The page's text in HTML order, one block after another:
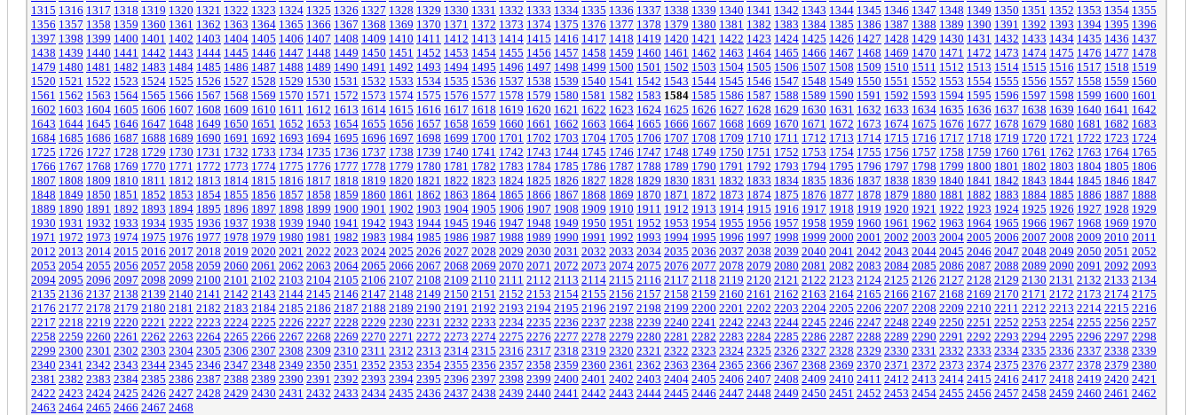
1315 1316 1317 1318 1319 1320 1321 1322 1323 1324 1325 1326 1327 1328 1329 1330 1331 1332 1333 1334 1335 1336 1337 1338 1339 1340 1341 1342 1343 1344 1345 1346 1347 1348 1349 1350 1351 1352 1353 1354 1355
1356 1357 1358 1359 1360 1361 1362 1363 1364 1365 1366 1367 1368 1369 1370 1371 1372 1373 1374 1375 1376 1377 1378 1379 1380 1381 1382 1383 1384 1385 1386 1387 1388 1389 1390 1391 1392 1393 1394 1395 1396
1397 1398 1399 1400 1401 1402 1403 1404 1405 1406 1407 1408 1409 1410 1411 1412 1413 1414 1415 1416 1417 1418 1419 1420 1421 1422 1423 1424 1425 1426 1427 1428 1429 1430 1431 1432 1433 1434 1435 1436 1437
1438 1439 1440 1441 1442 1443 1444 1445 1446 1447 1448 1449 1450 1451 1452 1453 1454 1455 1456 1457 1458 1459 1460 1461 1462 1463 1464 1465 1466 1467 1468 1469 1470 1471 1472 1473 1474 1475 1476 1477 1478
1479 1480 1481 1482 1483 1484 1485 1486 1487 1488 1489 1490 1491 1492 1493 1494 1495 1496 1497 1498 1499 1500 1501 1502 1503 1504 1505 1506 1507 1508 1509 1510 1511 1512 1513 1514 1515 1516 1517 1518 1519
1520 1521 1522 1523 1524 1525 1526 1527 1528 1529 1530 1531 1532 1533 1534 1535 1536 1537 1538 1539 1540 1541 1542 1543 1544 1545 1546 1547 1548 1549 1550 1551 1552 1553 1554 1555 1556 1557 1558 1559 1560
1561 1562 1563 1564 1565 1566 1567 1568 1569 1570 1571 1572 1573 1574 1575 1576 1577 1578 1579 1580 1581 1582 1583 1584 1585 1586 1587 1588 1589 1590 1591 1592 1593 1594 1595 1596 1597 1598 1599 1600 1601
1602 1603 1604 1605 1606 1607 1608 1609 1610 1611 1612 1613 1614 1615 1616 1617 1618 1619 1620 1621 1622 1623 1624 1625 1626 1627 1628 1629 1630 1631 1632 1633 1634 1635 1636 1637 1638 1639 1640 1641 1642
1643 1644 1645 1646 1647 1648 1649 1650 1651 1652 1653 1654 1655 1656 1657 1658 1659 1660 1661 1662 1663 1664 1665 1666 1667 1668 1669 1670 1671 1672 1673 1674 1675 1676 1677 1678 1679 1680 1681 1682 1683
1684 1685 1686 1687 1688 1689 1690 1691 1692 1693 1694 1695 1696 1697 1698 1699 1700 1701 1702 1703 1704 1705 1706 1707 1708 1709 1710 1711 1712 1713 1714 1715 1716 1717 1718 1719 1720 1721 1722 1723 1724
1725 1726 1727 1728 1729 1730 1731 1732 1733 1734 1735 1736 1737 1738 1739 1740 1741 1742 1743 1744 1745 1746 1747 1748 1749 1750 1751 1752 1753 1754 1755 1756 1757 1758 1759 1760 1761 1762 1763 1764 1765
1766 1767 1768 1769 1770 1771 1772 1773 1774 1775 1776 1777 1778 1779 1780 1781 1782 1783 1784 1785 1786 1787 1788 1789 1790 1791 1792 1793 1794 1795 1796 1797 1798 1799 1800 1801 1802 1803 1804 1805 1806
1807 1808 1809 1810 1811 1812 1813 1814 1815 1816 1817 1818 1819 1820 1821 1822 1823 1824 1825 1826 1827 1828 1829 1830 1831 1832 1833 1834 1835 1836 1837 1838 1839 1840 1841 1842 1843 1844 1845 1846 1847
1848 1849 1850 1851 1852 1853 1854 1855 1856 1857 1858 1859 1860 1861 1862 1863 1864 1865 1866 1867 1868 1869 1870 1871 1872 1873 1874 1875 1876 1877 1878 1879 1880 1881 1882 1883 1884 1885 1886 1887 1888
1889 1890 1891 1892 1893 1894 1895 1896 1897 1898 1899 1900 1901 1902 1903 1904 1905 1906 1907 1908 1909 1910 1911 1912 1913 1914 1915 1916 1917 1918 1919 1920 1921 1922 1923 1924 1925 1926 1927 1928 1929
1930 1931 1932 1933 1934 1935 1936 1937 1938 1939 1940 1941 1942 1943 1944 1945 1946 1947 1948 1949 1950 1951 1952 1953 1954 1955 1956 1957 1958 1959 1960 1961 1962 1963 1964 1965 1966 1967 1968 1969 1970
1971 1972 1973 1974 1975 1976 1977 1978 1979 1980 1981 1982 1983 1984 1985 1986 1987 1988 1989 1990 1991 1992 1993 1994 1995 1996 1997 1998 1999 2000 2001 2002 2003 2004 2005 2006 2007 2008 2009 2010 2011
2012 2013 2014 2015 2016 2017 2018 2019 2020 2021 2022 2023 2024 2025 2026 2027 2028 2029 2030 2031 2032 2033 2034 2035 2036 2037 2038 2039 2040 2041 2042 2043 2044 2045 2046 2047 2048 2049 2050 2051 2052
2053 2054 2055 2056 2057 2058 2059 2060 2061 2062 2063 2064 2065 2066 2067 2068 2069 2070 2071 2072 2073 2074 2075 2076 2077 2078 2079 2080 2081 2082 2083 2084 2085 2086 2087 2088 2089 2090 2091 2092 2093
2094 2095 2096 2097 2098 2099 2100 2101 2102 2103 2104 2105 2106 2107 2108 2109 2110 2111 2112 2113 2114 2115 2116 2117 2118 2119 2120 2121 2122 2123 2124 2125 2126 2127 2128 2129 2130 2131 2132 2133 2134
2135 2136 2137 2138 2139 2140 2141 2142 2143 2144 2145 2146 2147 2148 2149 2150 2151 2152 2153 2154 2155 2156 2157 2158 2159 2160 2161 2162 2163 2164 2165 2166 2167 2168 2169 2170 2171 2172 2173 2174 2175
2176 2177 2178 2179 2180 2181 2182 2183 2184 2185 2186 2187 2188 2189 2190 2191 2192 2193 2194 2195 2196 2197 2198 2199 2200 2201 2202 2203 2204 2205 2206 2207 2208 2209 2210 2211 2212 2213 2214 2215 2216
2217 2218 2219 2220 2221 2222 2223 2224 2225 2226 2227 2228 2229 2230 2231 2232 2233 2234 2235 2236 2237 2238 2239 2240 2241 2242 2243 2244 2245 2246 2247 2248 2249 2250 2251 2252 2253 2254 2255 2256 2257
2258 2259 2260 2261 2262 2263 2264 2265 2266 2267 2268 2269 2270 2271 2272 2273 2274 2275 2276 2277 2278 2279 2280 2281 2282 2283 2284 2285 2286 2287 2288 2289 2290 2291 2292 2293 2294 2295 2296 2297 2298
2299 2300 2301 2302 2303 2304 2305 2306 2307 2308 2309 2310 2311 2312 2313 2314 2315 2316 2317 2318 2319 2320 2321 2322 2323 2324 2325 2326 2327 2328 2329 2330 2331 2332 2333 2334 2335 2336 2337 2338 2339
2340 2341 2342 2343 2344 2345 2346 2347 2348 2349 2350 2351 2352 2353 2354 2355 2356 2357 2358 2359 2360 2361 2362 2363 2364 2365 2366 2367 2368 2369 2370 2371 2372 2373 2374 2375 2376 2377 2378 2379 2380
2381 2382 2383 2384 2385 2386 2387 2388 2389 2390 2391 2392 2393 2394 2395 2396 2397 2398 2399 2400 2401 2402 2403 2404 2405 2406 2407 2408 2409 2410 2411 2412 2413 2414 2415 2416 2417 2418 2419 2420 2421
2422 2423 2424 2425 2426 2427 2428 2429 2430 2431 2432 2433 2434 2435 2436 2437 2438 2439 2440 2441 2442 2443 2444 2445 2446 2447 2448 2449 2450 2451 2452 2453 2454 2455 2456 2457 2458 2459 2460 2461 2462
2463 2464 2465 2466 2467 2468